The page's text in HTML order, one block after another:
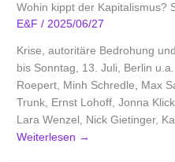
Wohin kippt der Kapitalismus?
E&F/2025/06/27
Krise, autoritäre Bedrohung
bis Sonntag, 13. Juli, Berlin
Roepert, Minh Schredle, Max
Trunk, Ernst Lohoff, Jonna
Lara Wenzel, Nick Gietinger,
Weiterlesen →